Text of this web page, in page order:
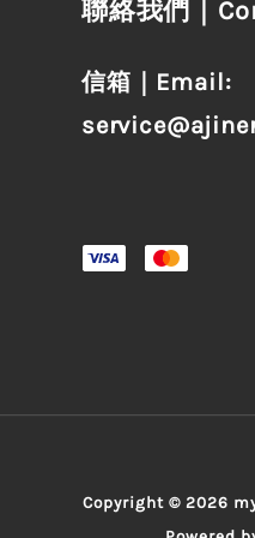
聯絡我們｜
信箱｜Email:
Copyright © 2026